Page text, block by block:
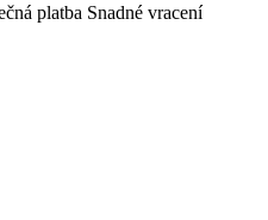
platba Snadné vracení